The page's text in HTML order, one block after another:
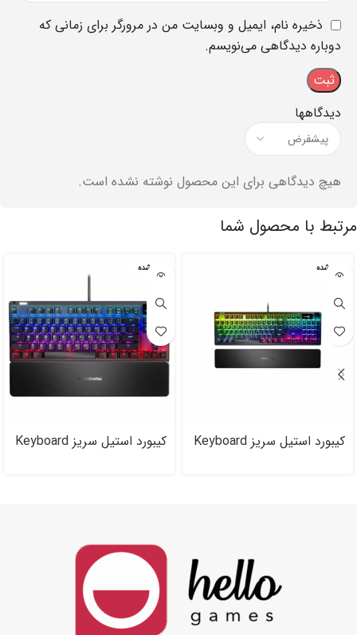
دیدگاهها
هیچ دیدگاهی برای این محصول نوشته نشده است.
ذخیره نام، ایمیل و وبسایت من در مرورگر برای زمانی که
دوباره دیدگاهی می‌نویسم.
مرتبط با محصول شما
تمام شده
کیبورد استیل سریز Keyboard
تمام شده
کیبورد استیل سریز Keyboard